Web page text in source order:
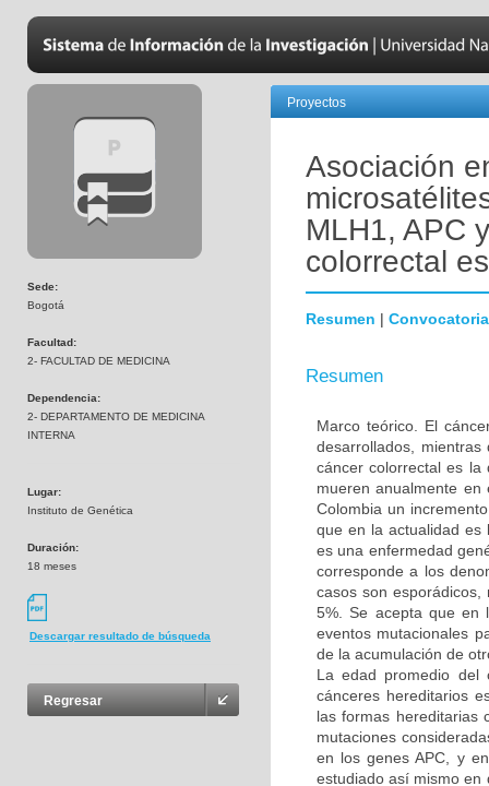
Sede:
Bogotá
Facultad:
2- FACULTAD DE MEDICINA
Dependencia:
2- DEPARTAMENTO DE MEDICINA
INTERNA
Lugar:
Instituto de Genética
Duración:
18 meses
Descargar resultado de búsqueda
Regresar
Proyectos
Asociación
MLH1, APC
colorrectal
Resumen | Convocatoria
Resumen
Marco teórico. El
desarrollados,
cáncer colorrectal es la
mueren anualmente
Colombia un
que en la actualidad es
es una enfermedad
corresponde a los
casos son esporádicos,
5%. Se acepta que en
eventos mutacionales
de la acumulación de
La edad promedio del
cánceres hereditarios
las formas hereditarias
mutaciones
en los genes APC, y
estudiado así mismo en